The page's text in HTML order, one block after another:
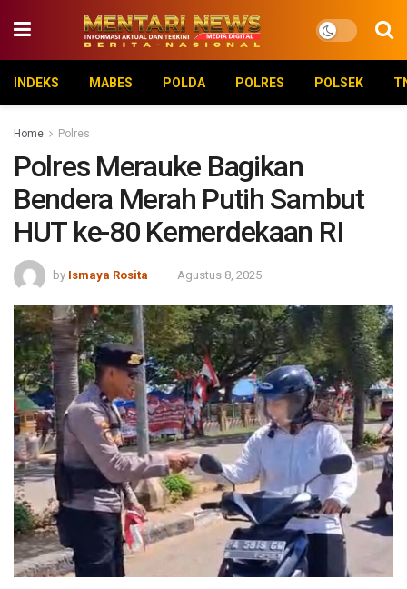
INDEKS MABES POLDA POLRES POLSEK
Home Polres
Polres Merauke Bagikan
Bendera Merah Putih Sambut
HUT ke-80 Kemerdekaan RI
by Ismaya Rosita Agustus 8, 2025